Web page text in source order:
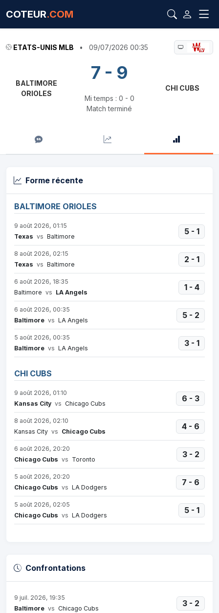
COTEUR.COM
ETATS-UNIS MLB • 09/07/2026 00:35
BALTIMORE
ORIOLES
7 - 9
Mi temps : 0 - 0
Match terminé
CHI CUBS
Forme récente
BALTIMORE ORIOLES
9 août 2026, 01:15
Texas vs Baltimore
5 - 1
8 août 2026, 02:15
Texas vs Baltimore
2 - 1
6 août 2026, 18:35
Baltimore vs LA Angels
1 - 4
6 août 2026, 00:35
Baltimore vs LA Angels
5 - 2
5 août 2026, 00:35
Baltimore vs LA Angels
3 - 1
CHI CUBS
9 août 2026, 01:10
Kansas City vs Chicago Cubs
6 - 3
8 août 2026, 02:10
Kansas City vs Chicago Cubs
4 - 6
6 août 2026, 20:20
Chicago Cubs vs Toronto
3 - 2
5 août 2026, 20:20
Chicago Cubs vs LA Dodgers
7 - 6
5 août 2026, 02:05
Chicago Cubs vs LA Dodgers
5 - 1
Confrontations
9 juil. 2026, 19:35
Baltimore vs Chicago Cubs
3 - 2